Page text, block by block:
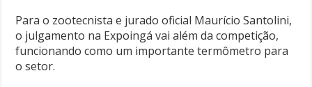
Para o zootecnista e jurado oficial Maurício Santolini,
o julgamento na Expoingá vai além da competição,
funcionando como um importante termômetro para
o setor.